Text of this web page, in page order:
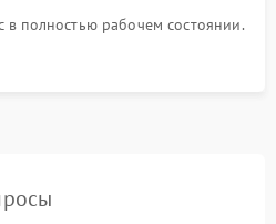
в полностью рабочем состоянии.